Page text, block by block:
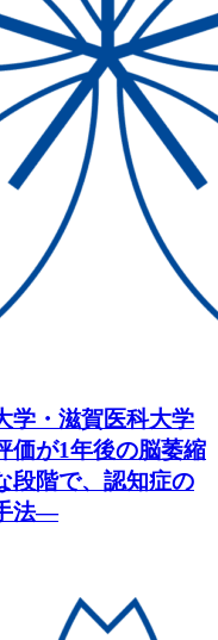
学・滋賀医科大学
価が1年後の脳萎縮
段階で、認知症の
法―